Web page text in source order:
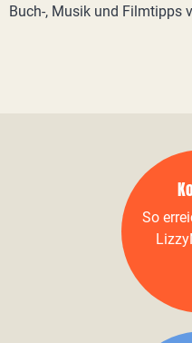
Buch-, Musik und Filmtipps
So